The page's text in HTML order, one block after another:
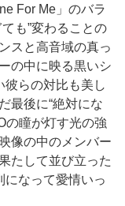
For Me」のバラ
も”変わることの
スと高音域の真っ
の中に映る黒いシ
彼らの対比も美し
最後に“絶対にな
の瞳が灯す光の強
像の中のメンバー
たして並び立った
になって愛情いっ